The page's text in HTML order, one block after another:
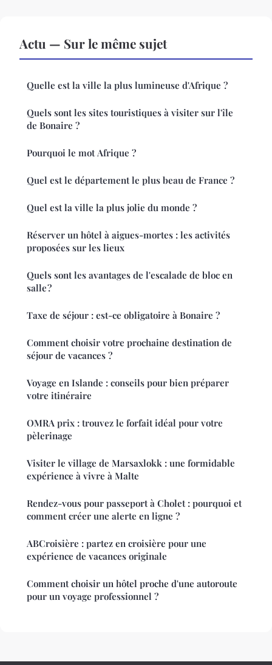
Actu — Sur le même sujet
Quelle est la ville la plus lumineuse d'Afrique ?
Quels sont les sites touristiques à visiter sur l'île
de Bonaire ?
Pourquoi le mot Afrique ?
Quel est le département le plus beau de France ?
Quel est la ville la plus jolie du monde ?
Réserver un hôtel à aigues-mortes : les activités
proposées sur les lieux
Quels sont les avantages de l'escalade de bloc en
salle ?
Taxe de séjour : est-ce obligatoire à Bonaire ?
Comment choisir votre prochaine destination de
séjour de vacances ?
Voyage en Islande : conseils pour bien préparer
votre itinéraire
OMRA prix : trouvez le forfait idéal pour votre
pèlerinage
Visiter le village de Marsaxlokk : une formidable
expérience à vivre à Malte
Rendez-vous pour passeport à Cholet : pourquoi et
comment créer une alerte en ligne ?
ABCroisière : partez en croisière pour une
expérience de vacances originale
Comment choisir un hôtel proche d'une autoroute
pour un voyage professionnel ?